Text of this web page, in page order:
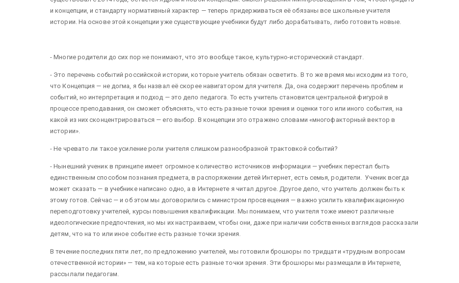
и концепции, и стандарту нормативный характер — теперь придерживаться её обязаны все школьные учителя
истории. На основе этой концепции уже существующие учебники будут либо дорабатывать, либо готовить новые.
- Многие родители до сих пор не понимают, что это вообще такое, культурно-исторический стандарт.
- Это перечень событий российской истории, которые учитель обязан осветить. В то же время мы исходим из того,
что Концепция — не догма, я бы назвал её скорее навигатором для учителя. Да, она содержит перечень проблем и
событий, но интерпретация и подход — это дело педагога. То есть учитель становится центральной фигурой в
процессе преподавания, он сможет объяснять, что есть разные точки зрения и оценки того или иного события, на
какой из них сконцентрироваться — его выбор. В концепции это отражено словами «многофакторный вектор в
истории».
- Не чревато ли такое усиление роли учителя слишком разнообразной трактовкой событий?
- Нынешний ученик в принципе имеет огромное количество источников информации — учебник перестал быть
единственным способом познания предмета, в распоряжении детей Интернет, есть семья, родители. Ученик всегда
может сказать — в учебнике написано одно, а в Интернете я читал другое. Другое дело, что учитель должен быть к
этому готов. Сейчас — и об этом мы договорились с министром просвещения — важно усилить квалификационную
переподготовку учителей, курсы повышения квалификации. Мы понимаем, что учителя тоже имеют различные
идеологические предпочтения, но мы их настраиваем, чтобы они, даже при наличии собственных взглядов рассказали
детям, что на то или иное событие есть разные точки зрения.
В течение последних пяти лет, по предложению учителей, мы готовили брошюры по тридцати «трудным вопросам
отечественной истории» — тем, на которые есть разные точки зрения. Эти брошюры мы размещали в Интернете,
рассылали педагогам.